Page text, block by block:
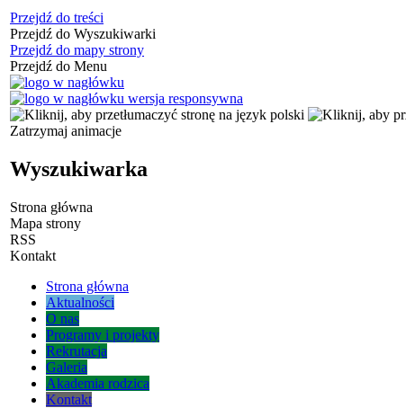
Przejdź do treści
Przejdź do Wyszukiwarki
Przejdź do mapy strony
Przejdź do Menu
Zatrzymaj animacje
Wyszukiwarka
Strona główna
Mapa strony
RSS
Kontakt
Strona główna
Aktualności
O nas
Programy i projekty
Rekrutacja
Galeria
Akademia rodzica
Kontakt